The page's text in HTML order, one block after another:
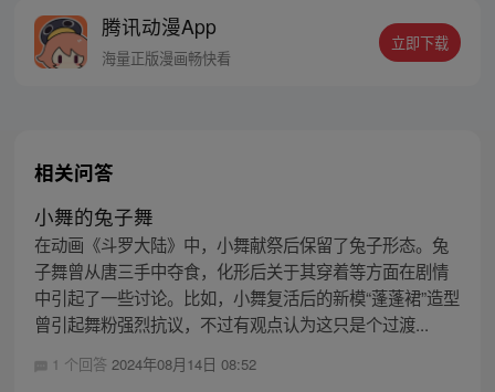
战！
腾讯动漫App
海量正版漫画畅快看
立即下载
相关问答
小舞的兔子舞
在动画《斗罗大陆》中，小舞献祭后保留了兔子形态。兔
子舞曾从唐三手中夺食，化形后关于其穿着等方面在剧情
中引起了一些讨论。比如，小舞复活后的新模“蓬蓬裙”造型
曾引起舞粉强烈抗议，不过有观点认为这只是个过渡...
1 个回答 2024年08月14日 08:52